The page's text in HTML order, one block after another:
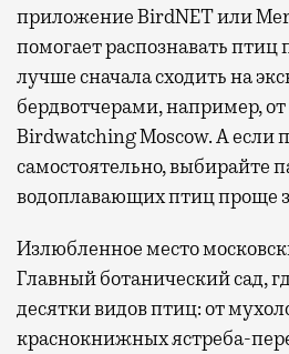
приложение BirdNET или
помогает распознавать птиц
лучше сначала сходить на
бердвотчерами, например,
Birdwatching Moscow. А если
самостоятельно, выбирайте
водоплавающих птиц проще
Излюбленное место
Главный ботанический сад,
десятки видов птиц: от
краснокнижных ястреба-